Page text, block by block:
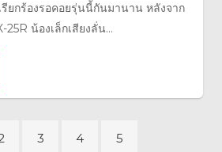
ยกร้องรอคอยรุ่นนี้กันมานาน หลังจาก
น้องเล็กเสียงลั่น...
3 4 5